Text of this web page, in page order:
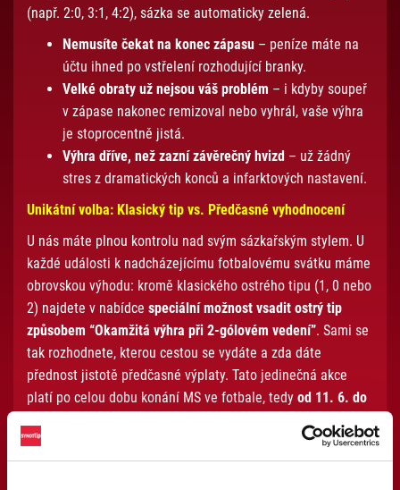
(např. 2:0, 3:1, 4:2), sázka se automaticky zelená.
Nemusíte čekat na konec zápasu – peníze máte na
účtu ihned po vstřelení rozhodující branky.
Velké obraty už nejsou váš problém – i kdyby soupeř
v zápase nakonec remizoval nebo vyhrál, vaše výhra
je stoprocentně jistá.
Výhra dříve, než zazní závěrečný hvizd – už žádný
stres z dramatických konců a infarktových nastavení.
Unikátní volba: Klasický tip vs. Předčasné vyhodnocení
U nás máte plnou kontrolu nad svým sázkařským stylem. U
každé události k nadcházejícímu fotbalovému svátku máme
obrovskou výhodu: kromě klasického ostrého tipu (1, 0 nebo
2) najdete v nabídce speciální možnost vsadit ostrý tip
způsobem “Okamžitá výhra při 2-gólovém vedení”. Sami se
tak rozhodnete, kterou cestou se vydáte a zda dáte
přednost jistotě předčasné výplaty. Tato jedinečná akce
platí po celou dobu konání MS ve fotbale, tedy od 11. 6. do